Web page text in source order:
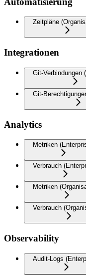
Zeitpläne
Integrationen
Git-Verbindungen
Git-
Analytics
Metriken
Verbrauch
Metriken
Verbrauch
Observability
Audit-Logs